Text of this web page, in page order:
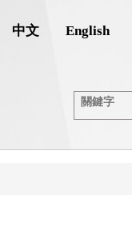
中文 English